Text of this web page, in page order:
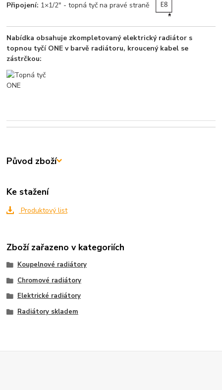
Připojení: 1×1/2" - topná tyč na pravé straně
Nabídka obsahuje zkompletovaný elektrický radiátor s
topnou tyčí ONE v barvě radiátoru, kroucený kabel se
zástrčkou:
Původ zboží
Ke stažení
Produktový list
Zboží zařazeno v kategoriích
Koupelnové radiátory
Chromové radiátory
Elektrické radiátory
Radiátory skladem